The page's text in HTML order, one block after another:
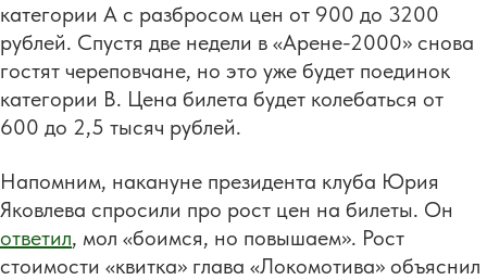
категории А с разбросом цен от 900 до 3200
рублей. Спустя две недели в «Арене-2000» снова
гостят череповчане, но это уже будет поединок
категории В. Цена билета будет колебаться от
600 до 2,5 тысяч рублей.
Напомним, накануне президента клуба Юрия
Яковлева спросили про рост цен на билеты. Он
ответил, мол «боимся, но повышаем». Рост
стоимости «квитка» глава «Локомотива» объяснил